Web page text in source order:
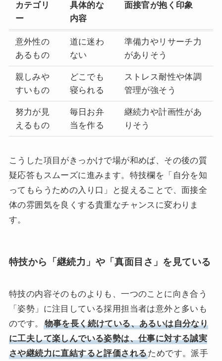
カテゴリ
ー
具体的な
内容
面接官が抱く印象
意外性の
あるもの
道に迷わ
ない
準備力やリサーチ力
がありそう
親しみや
すいもの
どこでも
寝られる
ストレス耐性や体調
管理が強そう
努力が見
えるもの
毎日お弁
当を作る
継続力や計画性があ
りそう
こうした項目がきっかけで場が和めば、その後の質
疑応答もスムーズに進みます。特技欄を「自分を知
ってもらうための入り口」と捉えることで、面接全
体の雰囲気を良くする貴重なチャンスに変わりま
す。
特技から「継続力」や「真面目さ」を見ている
特技の内容そのものよりも、一つのことに向き合う
「姿勢」に注目している採用担当者は意外と多いも
のです。
物事を長く続けている、あるいは自分なり
に工夫して楽しんでいる姿勢は、仕事に対する誠実
さや継続力に直結すると評価されるためです。派手